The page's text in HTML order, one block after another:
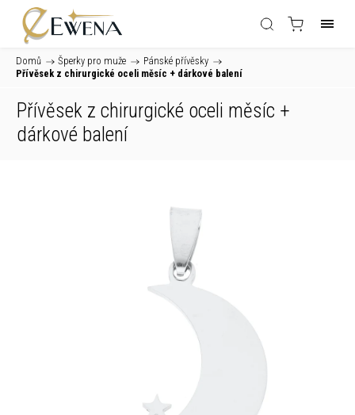
Domů / Šperky pro muže / Pánské přívěsky /
Přívěsek z chirurgické oceli měsíc + dárkové balení
Přívěsek z chirurgické oceli měsíc +
dárkové balení